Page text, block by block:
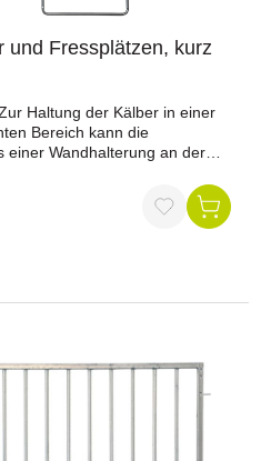
und Fressplätzen, kurz
Haltung der Kälber in einer
Bereich kann die
einer Wandhalterung an der
kann die Umzäunung je nach
werden.Zaunteil mit Tür
Länge 215 cm x Breite 3 cm